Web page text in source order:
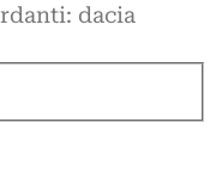
dacia